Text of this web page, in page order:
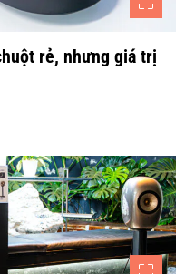
rẻ, nhưng giá trị